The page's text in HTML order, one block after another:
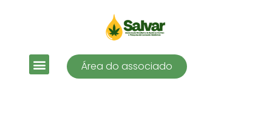
Área do associado